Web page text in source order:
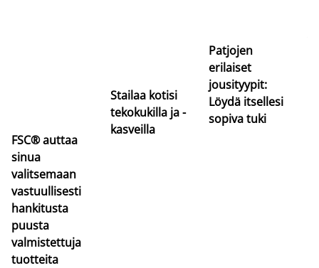
FSC® auttaa
sinua
valitsemaan
vastuullisesti
hankitusta
puusta
valmistettuja
tuotteita
Stailaa kotisi
tekokukilla ja -
kasveilla
Patjojen
erilaiset
jousityypit:
Löydä itsellesi
sopiva tuki